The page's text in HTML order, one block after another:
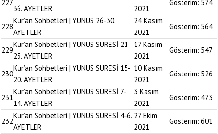
227
36. AYETLER
2021
Gösterim: 574
228
Kur’an Sohbetleri | YUNUS 26-30.
AYETLER
24 Kasım
2021
Gösterim: 564
229
Kur’an Sohbetleri | YUNUS SURESİ 21-
25. AYETLER
17 Kasım
2021
Gösterim: 547
230
Kur’an Sohbetleri | YUNUS SURESİ 15-
20. AYETLER
10 Kasım
2021
Gösterim: 526
231
Kur’an Sohbetleri | YUNUS SURESİ 7-
14. AYETLER
3 Kasım
2021
Gösterim: 473
232
Kur’an Sohbetleri | YUNUS SURESİ 4-6.
AYETLER
27 Ekim
2021
Gösterim: 601